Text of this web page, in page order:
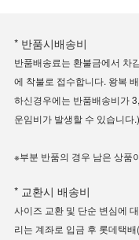
* 반품시배송비
반품배송료는 환불금에서 차
에 착불로 접수합니다. 왕복
하신경우에는 반품배송비가
운임비가 발생할 수 있습니다.)
※부분 반품의 경우 남은 상품
* 교환시 배송비
사이즈 교환 및 단순 변심에
리는 계좌로 입금 후 롯데택